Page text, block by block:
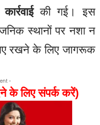
की गई। इस
स्थानों पर नशा न
रखने के लिए जागरूक
-
देने के लिए संपर्क करें)